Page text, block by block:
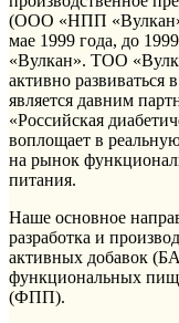
(ООО «НПП «Вулкан»)
мае 1999 года, до
«Вулкан». ТОО
активно развиваться
является давним
«Российская
воплощает в
на рынок
питания.
Наше основное
разработка и
активных добавок
функциональных
(ФПП).